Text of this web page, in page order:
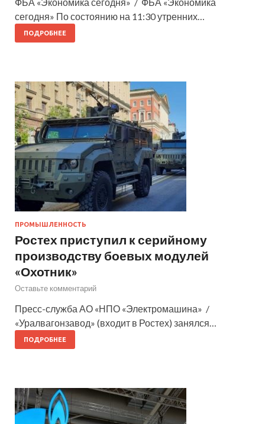
сегодня» По состоянию на 11:30 утренних…
ПОДРОБНЕЕ
ПРОМЫШЛЕННОСТЬ
Ростех приступил к серийному
производству боевых модулей
«Охотник»
Оставьте комментарий
Пресс-служба АО «НПО «Электромашина» /
«Уралвагонзавод» (входит в Ростех) занялся…
ПОДРОБНЕЕ